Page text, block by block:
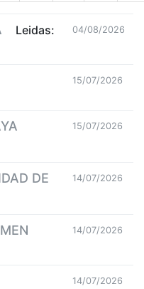
Leidas: 04/08/2026
15/07/2026
15/07/2026
DE
14/07/2026
14/07/2026
14/07/2026